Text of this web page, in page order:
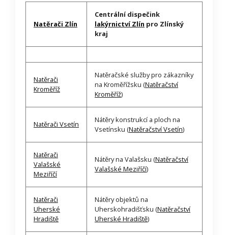
Natěrači Zlín
Centrální dispečink
lakýrnictví Zlín pro Zlínský
kraj
Natěrači
Kroměříž
Natěračské služby pro zákazníky
na Kroměřížsku (Natěračství
Kroměříž)
Natěrači Vsetín
Nátěry konstrukcí a ploch na
Vsetínsku (Natěračství Vsetín)
Natěrači
Valašské
Meziříčí
Nátěry na Valašsku (Natěračství
Valašské Meziříčí)
Natěrači
Uherské
Hradiště
Nátěry objektů na
Uherskohradišťsku (Natěračství
Uherské Hradiště)